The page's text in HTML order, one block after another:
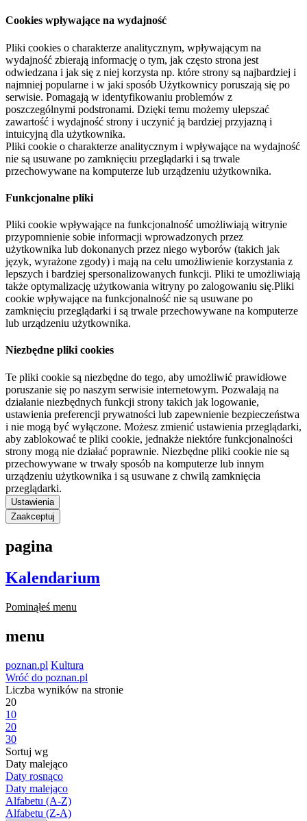
Cookies wpływające na wydajność
Pliki cookies o charakterze analitycznym, wpływającym na
wydajność zbierają informację o tym, jak często strona jest
odwiedzana i jak się z niej korzysta np. które strony są najbardziej i
najmniej popularne i w jaki sposób Użytkownicy poruszają się po
serwisie. Pomagają w identyfikowaniu problemów z
poszczególnymi podstronami. Dzięki temu możemy ulepszać
zawartość i wydajność strony i uczynić ją bardziej przyjazną i
intuicyjną dla użytkownika.
Pliki cookie o charakterze analitycznym i wpływające na wydajność
nie są usuwane po zamknięciu przeglądarki i są trwale
przechowywane na komputerze lub urządzeniu użytkownika.
Funkcjonalne pliki
Pliki cookie wpływające na funkcjonalność umożliwiają witrynie
przypomnienie sobie informacji wprowadzonych przez
użytkownika lub dokonanych przez niego wyborów (takich jak
język, wyrażone zgody) i mają na celu umożliwienie korzystania z
lepszych i bardziej spersonalizowanych funkcji. Pliki te umożliwiają
także optymalizację użytkowania witryny po zalogowaniu się.Pliki
cookie wpływające na funkcjonalność nie są usuwane po
zamknięciu przeglądarki i są trwale przechowywane na komputerze
lub urządzeniu użytkownika.
Niezbędne pliki cookies
Te pliki cookie są niezbędne do tego, aby umożliwić prawidłowe
poruszanie się po naszym serwisie internetowym. Pozwalają na
działanie niezbędnych funkcji strony takich jak logowanie,
ustawienia preferencji prywatności lub zapewnienie bezpieczeństwa
i nie mogą być wyłączone. Możesz zmienić ustawienia przeglądarki,
aby zablokować te pliki cookie, jednakże niektóre funkcjonalności
strony mogą nie działać poprawnie. Niezbędne pliki cookie nie są
przechowywane w trwały sposób na komputerze lub innym
urządzeniu użytkownika i są usuwane z chwilą zamknięcia
przeglądarki.
Ustawienia
Zaakceptuj
pagina
Kalendarium
Pominąłeś menu
menu
poznan.pl Kultura
Wróć do poznan.pl
Liczba wyników na stronie
20
10
20
30
Sortuj wg
Daty malejąco
Daty rosnąco
Daty malejąco
Alfabetu (A-Z)
Alfabetu (Z-A)